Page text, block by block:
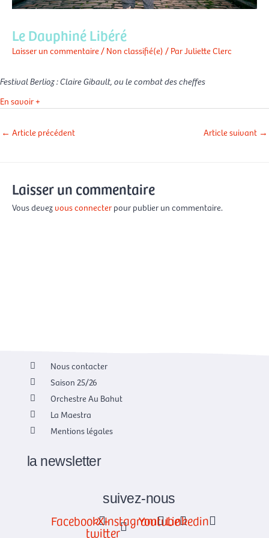
Le Dauphiné Libéré
Laisser un commentaire/Non classifié(e)/ ParJuliette Clerc
Festival Berlioz : Claire Gibault, ou le combat des cheffes
En savoir +
← Article précédent Article suivant →
Laisser un commentaire
Vous devezvous connecterpour publier un commentaire.
Nous contacter
Saison 25/26
Orchestre Au Bahut
La Maestra
Mentions légales
la newsletter
suivez-nous
FacebookX-
twitter
InstagramYoutubeLinkedin